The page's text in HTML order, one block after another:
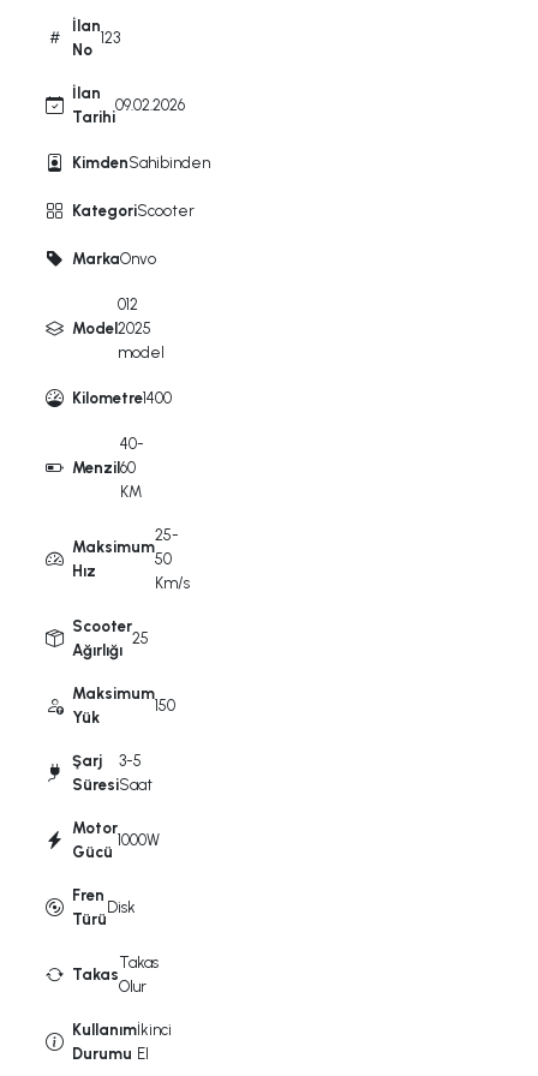
İlan
No
123
İlan
Tarihi
09.02.2026
KimdenSahibinden
KategoriScooter
MarkaOnvo
Model
012
2025
model
Kilometre1400
Menzil
40-
60
KM
Maksimum
Hız
25-
50
Km/s
Scooter
Ağırlığı
25
Maksimum
Yük
150
Şarj
Süresi
3-5
Saat
Motor
Gücü
1000W
Fren
Türü
Disk
Takas
Takas
Olur
Kullanım
Durumu
İkinci
El